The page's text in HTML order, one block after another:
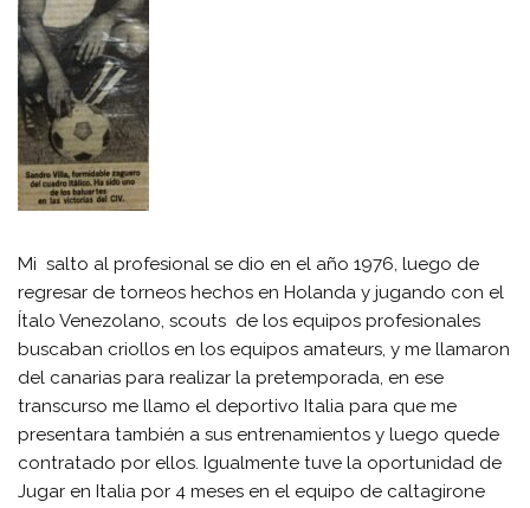
Mi salto al profesional se dio en el año 1976, luego de
regresar de torneos hechos en Holanda y jugando con el
Ítalo Venezolano, scouts de los equipos profesionales
buscaban criollos en los equipos amateurs, y me llamaron
del canarias para realizar la pretemporada, en ese
transcurso me llamo el deportivo Italia para que me
presentara también a sus entrenamientos y luego quede
contratado por ellos. Igualmente tuve la oportunidad de
Jugar en Italia por 4 meses en el equipo de caltagirone